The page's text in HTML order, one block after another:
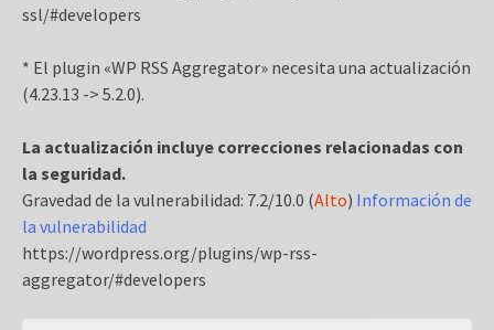
ssl/#developers
* El plugin «WP RSS Aggregator» necesita una actualización
(4.23.13 -> 5.2.0).
La actualización incluye correcciones relacionadas con
la seguridad.
Gravedad de la vulnerabilidad: 7.2/10.0 (Alto) Información de
la vulnerabilidad
https://wordpress.org/plugins/wp-rss-
aggregator/#developers